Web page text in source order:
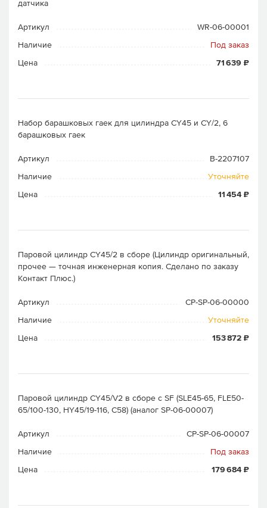
датчика
Артикул
WR-06-00001
Наличие
Под заказ
Цена
71 639 ₽
Набор барашковых гаек для цилиндра CY45 и CY/2, 6
барашковых гаек
Артикул
B-2207107
Наличие
Уточняйте
Цена
11 454 ₽
Паровой цилиндр CY45/2 в сборе (Цилиндр оригинальный,
прочее — точная инженерная копия. Cделано по заказу
Контакт Плюс.)
Артикул
CP-SP-06-00000
Наличие
Уточняйте
Цена
153 872 ₽
Паровой цилиндр CY45/V2 в сборе c SF (SLE45-65, FLE50-
65/100-130, HY45/19-116, C58) (аналог SP-06-00007)
Артикул
CP-SP-06-00007
Наличие
Под заказ
Цена
179 684 ₽